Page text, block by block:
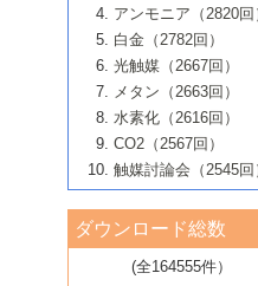
ガス浄化触媒の開発
B号 第123回触媒討論会（
6号 低級アルカンの有効利
媒技術
B号 第119回触媒討論会（
大学東京）
4号 触媒研究の最先端～とび
者たち～（2）
5号 触媒研究の最先端～とび
者たち～（3）
6号 イオニクス材料と燃料電
の最新の研究動向
B号 第117回触媒討論会（
立大学）
4号 コアシェル構造の制御に
5号 工業触媒およびその周辺
進歩
6号 ナノシート
B号 第115回触媒討論会（
開発動向
4号 人工光合成に向けた近年
5号 未利用熱エネルギーの有
する触媒技術
6号 ポリオキソメタレート
B号 第113回触媒討論会（
ールホテル豊橋）
2号 リビングラジカル重合の
3号 天然ガスの化学工業的展
媒技術
4号 貴金属触媒の精密構造制
5号 バイオマス化成品製造の
6号 ナノ空間─吸着状態解析
B号 第111回触媒討論会（
の進歩
2号 第109回触媒討論会
3号 貴金属低減技術の最新動向
4号 貴金属代替技術の最新動向
5号 光触媒による物質変換反
6号 グラフェン
7号 水素を利用する化成品合
1号 金属学から見る合金触媒
2号 第107回触媒討論会
3号 触媒のその場観察法の進
4号 触媒のその場観察法の進
5号 不活性結合の触媒的活性
合成
6号 新しい固体酸触媒技術
7号 ゼオライト合成における
▼52巻（2010年）
1号 触媒の劣化対策と長寿命
2号 第105回触媒討論会
3号 ナノ構造が拓く新機能
4号 活性サイトおよびその環
計による触媒の高機能化
5号 触媒を有効に使うための
7号 有機分子触媒による精密
1号 炭素材料－熱い注目を集
2号 第103回触媒討論会
3号 環境浄化用光触媒の現状
4号 水素社会の実現に向けた
蔵技術の進歩
5号 CO2が関わる触媒・材料
▼50巻（2008年）
1号 触媒化学と学会のこの10
そして未来
2号 第101回触媒討論会
4号 錯体を利用したユニーク
構築と機能
▼49巻（2007年）
1号 含フッ素化合物の合成と触
2号 第99回触媒討論会
3号 実用的ファインケミカル
を実現する触媒
▼48巻（2006年）
1号 固体酸触媒の最近の進歩
2号 第97回触媒討論会
3号 リビング重合触媒の最近
1号 最近の触媒担体とその効果
2号 第95回触媒討論会
▼46巻（2004年）
1号 部分酸化反応触媒の最前線
▼45巻（2003年）
アンモニア（2820回
白金（2782回）
光触媒（2667回）
メタン（2663回）
水素化（2616回）
CO2（2567回）
触媒討論会（2545回
ダウンロード総数
(全164555件）